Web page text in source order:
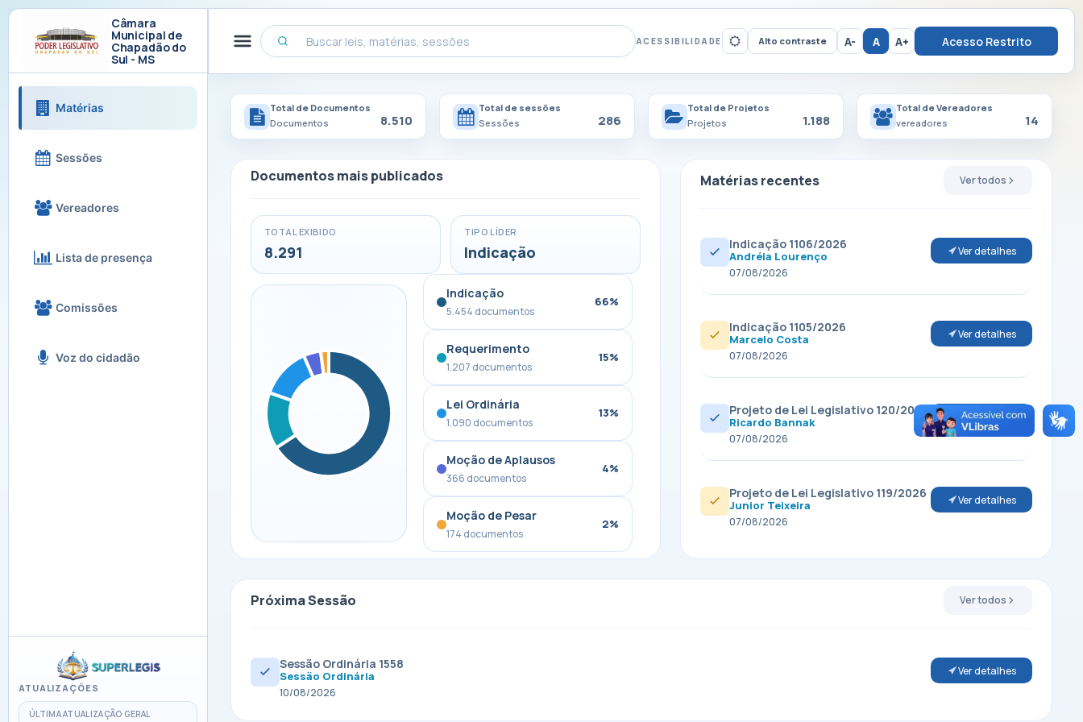
Câmara
Municipal de
Chapadão do
Sul - MS
Matérias
Sessões
Vereadores
Lista de presença
Comissões
Voz do cidadão
ATUALIZAÇÕES
ÚLTIMA ATUALIZAÇÃO GERAL
ACESSIBILIDADE Alto contraste A- A A+ Acesso Restrito
Total de Documentos
Documentos
8.510
Total de sessões
Sessões
286
Total de Projetos
Projetos
1.188
Total de Vereadores
vereadores
14
Documentos mais publicados
TOTAL EXIBIDO
8.291
TIPO LÍDER
Indicação
Indicação
5.454 documentos
66%
Requerimento
1.207 documentos
15%
Lei Ordinária
1.090 documentos
13%
Moção de Aplausos
366 documentos
4%
Moção de Pesar
174 documentos
2%
Matérias recentes Ver todos
Indicação 1106/2026
Andréia Lourenço
07/08/2026
Ver detalhes
Indicação 1105/2026
Marcelo Costa
07/08/2026
Ver detalhes
Projeto de Lei Legislativo 120/2026
Ricardo Bannak
07/08/2026
Ver detalhes
Projeto de Lei Legislativo 119/2026
Junior Teixeira
07/08/2026
Ver detalhes
Próxima Sessão Ver todos
Sessão Ordinária 1558
Sessão Ordinária
10/08/2026
Ver detalhes